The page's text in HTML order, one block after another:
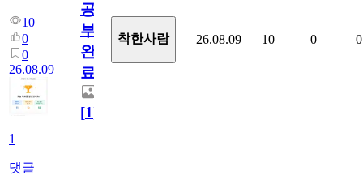
10
0
0
26.08.09
1
댓글
공
부
완
료
[1]
착한사람 26.08.09 10 0 0